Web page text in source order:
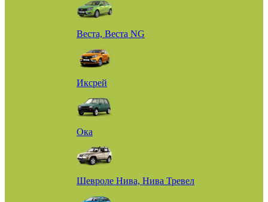
Веста, Веста NG
Иксрей
Ока
Шевроле Нива, Нива Тревел